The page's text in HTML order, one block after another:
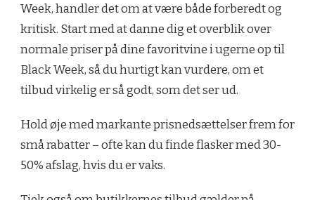
Week, handler det om at være både forberedt og
kritisk. Start med at danne dig et overblik over
normale priser på dine favoritvine i ugerne op til
Black Week, så du hurtigt kan vurdere, om et
tilbud virkelig er så godt, som det ser ud.
Hold øje med markante prisnedsættelser frem for
små rabatter – ofte kan du finde flasker med 30-
50% afslag, hvis du er vaks.